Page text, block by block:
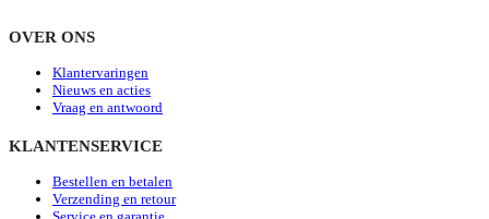
OVER ONS
Klantervaringen
Nieuws en acties
Vraag en antwoord
KLANTENSERVICE
Bestellen en betalen
Verzending en retour